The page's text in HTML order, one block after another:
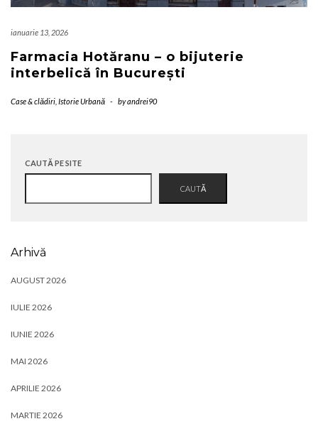
ianuarie 13, 2026
Farmacia Hotăranu – o bijuterie
interbelică în București
Case & clădiri Istorie Urbană - byandrei90
CAUTĂ PE SITE
CAUTĂ
Arhivă
AUGUST 2026
IULIE 2026
IUNIE 2026
MAI 2026
APRILIE 2026
MARTIE 2026